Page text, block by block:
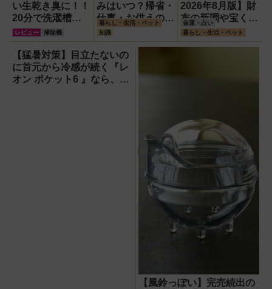
い生乾き臭に！！
20分で洗濯槽大
洗浄できるカビト
ルネードNeo縦型
用をガチ検証して
分かった消臭効果
レビュー 掃除機
みはいつ？帰省・
仕事・お供えの基
本とマナーをわか
りやすく解説
暮らし・生活・ペット
知識
2026年8月版】財
布の新調や宝くじ
の日記念・レイン
ボーくじ・新涼の
金運・占い
暮らし・生活・ペット
【猛暑対策】目立たないの
に首元から冷感が続く『レ
オン ポケット6 』なら、満
【風鈴っぽい】完売続出の